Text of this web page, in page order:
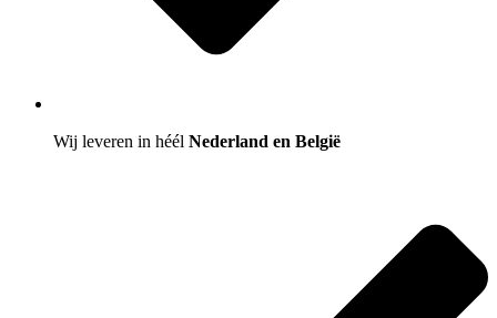
Wij leveren in héél Nederland en België